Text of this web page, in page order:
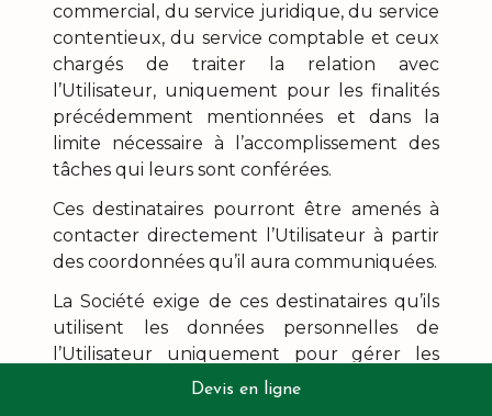
Devis en ligne
commercial, du service juridique, du service
contentieux, du service comptable et ceux
chargés de traiter la relation avec
l’Utilisateur, uniquement pour les finalités
précédemment mentionnées et dans la
limite nécessaire à l’accomplissement des
tâches qui leurs sont conférées.
Ces destinataires pourront être amenés à
contacter directement l’Utilisateur à partir
des coordonnées qu’il aura communiquées.
La Société exige de ces destinataires qu’ils
utilisent les données personnelles de
l’Utilisateur uniquement pour gérer les
prestations dont ils ont la charge et